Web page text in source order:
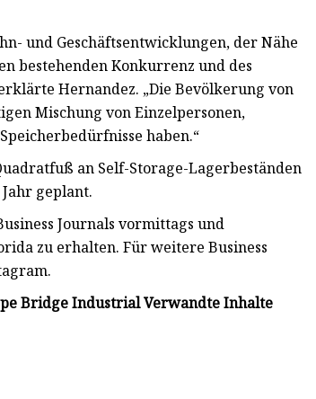
und Geschäftsentwicklungen, der Nähe
bestehenden Konkurrenz und des
Hernandez. „Die Bevölkerung von
Mischung von Einzelpersonen,
haben.“
an Self-Storage-Lagerbeständen
geplant.
Journals vormittags und
zu erhalten. Für weitere Business
Bridge Industrial Verwandte Inhalte